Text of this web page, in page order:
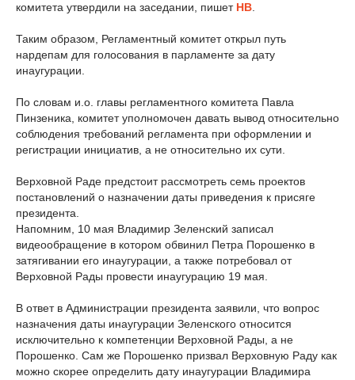
комитета утвердили на заседании, пишет НВ
Таким образом, Регламентный комитет открыл путь
нардепам для голосования в парламенте за дату
инаугурации.
По словам и.о. главы регламентного комитета Павла
Пинзеника, комитет уполномочен давать вывод относительно
соблюдения требований регламента при оформлении и
регистрации инициатив, а не относительно их сути.
Верховной Раде предстоит рассмотреть семь проектов
постановлений о назначении даты приведения к присяге
президента.
Напомним, 10 мая Владимир Зеленский записал
видеообращение в котором обвинил Петра Порошенко в
затягивании его инаугурации, а также потребовал от
Верховной Рады провести инаугурацию 19 мая.
В ответ в Администрации президента заявили, что вопрос
назначения даты инаугурации Зеленского относится
исключительно к компетенции Верховной Рады, а не
Порошенко. Сам же Порошенко призвал Верховную Раду как
можно скорее определить дату инаугурации Владимира